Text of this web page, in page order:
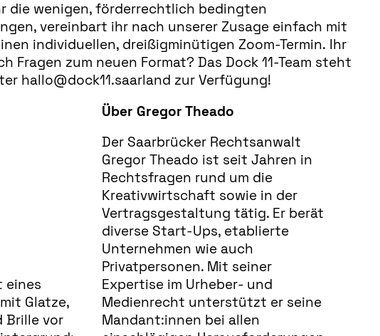
die wenigen, förderrechtlich bedingten
vereinbart ihr nach unserer Zusage einfach mit
individuellen, dreißigminütigen Zoom-Termin. Ihr
Fragen zum neuen Format? Das Dock 11-Team steht
hallo@dock11.saarland zur Verfügung!
Über Gregor Theado
Der Saarbrücker Rechtsanwalt
Gregor Theado ist seit Jahren in
Rechtsfragen rund um die
Kreativwirtschaft sowie in der
Vertragsgestaltung tätig. Er berät
diverse Start-Ups, etablierte
Unternehmen wie auch
Privatpersonen. Mit seiner
Expertise im Urheber- und
Medienrecht unterstützt er seine
Mandant:innen bei allen